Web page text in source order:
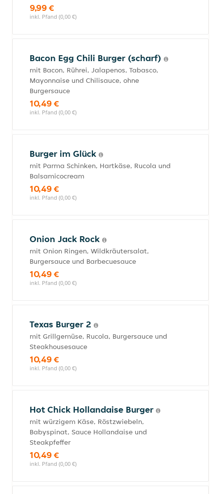
9,99 €
inkl. Pfand (0,00 €)
Bacon Egg Chili Burger (scharf)
mit Bacon, Rührei, Jalapenos, Tabasco,
Mayonnaise und Chilisauce, ohne
Burgersauce
10,49 €
inkl. Pfand (0,00 €)
Burger im Glück
mit Parma Schinken, Hartkäse, Rucola und
Balsamicocream
10,49 €
inkl. Pfand (0,00 €)
Onion Jack Rock
mit Onion Ringen, Wildkräutersalat,
Burgersauce und Barbecuesauce
10,49 €
inkl. Pfand (0,00 €)
Texas Burger 2
mit Grillgemüse, Rucola, Burgersauce und
Steakhousesauce
10,49 €
inkl. Pfand (0,00 €)
Hot Chick Hollandaise Burger
mit würzigem Käse, Röstzwiebeln,
Babyspinat, Sauce Hollandaise und
Steakpfeffer
10,49 €
inkl. Pfand (0,00 €)